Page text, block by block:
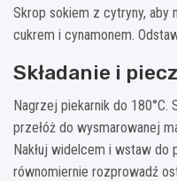
Skrop sokiem z cytryny, aby
cukrem i cynamonem.
Składanie i
Nagrzej piekarnik do 180°C.
przełóż do wysmarowanej
Nakłuj widelcem i wstaw do
równomiernie rozprowadź